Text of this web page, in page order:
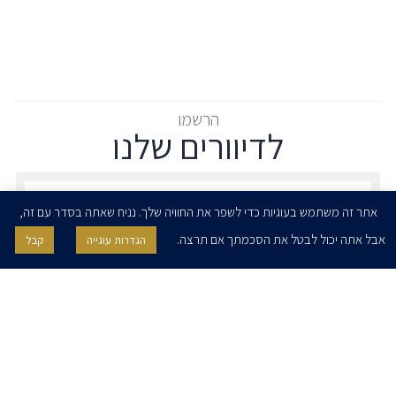
הרשמו
לדיוורים שלנו
אני מאשר/ת בזאת להרצוג, פוקס, נאמן ושות' לשלוח לי ניוזלטרים,
הודעות והזמנות לאירועים וכנסים. אני רשאי/ת לחזור בי מהסכמתי לעיל בכל
אתר זה משתמש בעוגיות כדי לשפר את החוויה שלך. נניח שאתה בסדר עם זה,
אבל אתה יכול לבטל את הסכמתך אם תרצה.
הגדרות עוגייה קבל